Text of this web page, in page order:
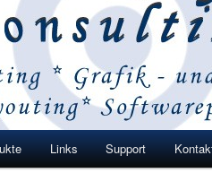
Links Support